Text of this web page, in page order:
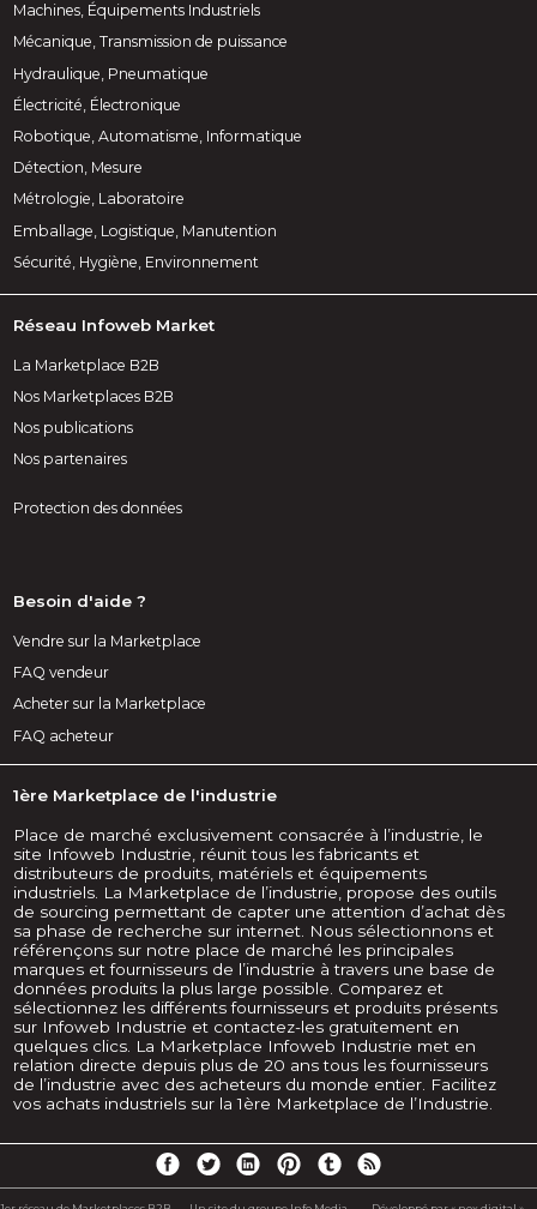
Machines, Équipements Industriels
Mécanique, Transmission de puissance
Hydraulique, Pneumatique
Électricité, Électronique
Robotique, Automatisme, Informatique
Détection, Mesure
Métrologie, Laboratoire
Emballage, Logistique, Manutention
Sécurité, Hygiène, Environnement
Réseau Infoweb Market
La Marketplace B2B
Nos Marketplaces B2B
Nos publications
Nos partenaires
Protection des données
Besoin d'aide ?
Vendre sur la Marketplace
FAQ vendeur
Acheter sur la Marketplace
FAQ acheteur
1ère Marketplace de l'industrie
Place de marché exclusivement consacrée à l’industrie, le
site Infoweb Industrie, réunit tous les fabricants et
distributeurs de produits, matériels et équipements
industriels. La Marketplace de l’industrie, propose des outils
de sourcing permettant de capter une attention d’achat dès
sa phase de recherche sur internet. Nous sélectionnons et
référençons sur notre place de marché les principales
marques et fournisseurs de l’industrie à travers une base de
données produits la plus large possible. Comparez et
sélectionnez les différents fournisseurs et produits présents
sur Infoweb Industrie et contactez-les gratuitement en
quelques clics. La Marketplace Infoweb Industrie met en
relation directe depuis plus de 20 ans tous les fournisseurs
de l’industrie avec des acheteurs du monde entier. Facilitez
vos achats industriels sur la 1ère Marketplace de l’Industrie.